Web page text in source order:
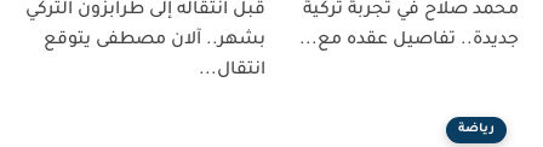
محمد صلاح في تجربة تركية
جديدة.. تفاصيل عقده مع...
قبل انتقاله إلى طرابزون التركي
بشهر.. آلان مصطفى يتوقع
انتقال...
رياضة